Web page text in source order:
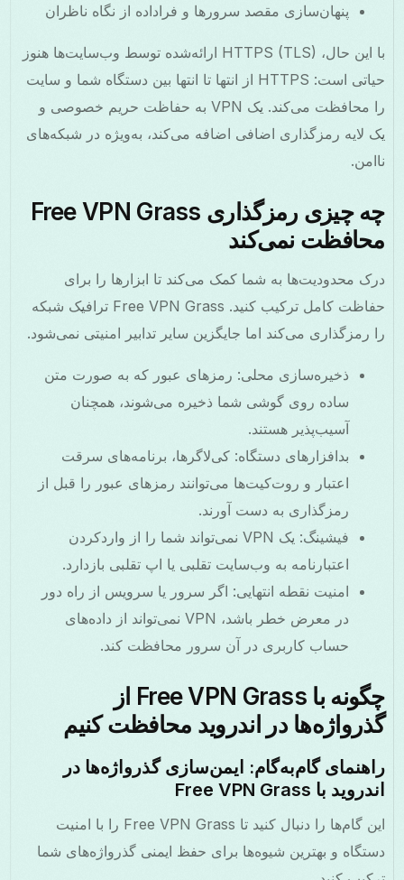
پنهان‌سازی مقصد سرورها و فراداده از نگاه ناظران
با این حال، HTTPS (TLS) ارائه‌شده توسط وب‌سایت‌ها هنوز
حیاتی است: HTTPS از انتها تا انتها بین دستگاه شما و سایت
را محافظت می‌کند. یک VPN به حفاظت حریم خصوصی و
یک لایه رمزگذاری اضافی اضافه می‌کند، به‌ویژه در شبکه‌های
ناامن.
چه چیزی رمزگذاری Free VPN Grass
محافظت نمی‌کند
درک محدودیت‌ها به شما کمک می‌کند تا ابزارها را برای
حفاظت کامل ترکیب کنید. Free VPN Grass ترافیک شبکه
را رمزگذاری می‌کند اما جایگزین سایر تدابیر امنیتی نمی‌شود.
ذخیره‌سازی محلی: رمزهای عبور که به صورت متن
ساده روی گوشی شما ذخیره می‌شوند، همچنان
آسیب‌پذیر هستند.
بدافزارهای دستگاه: کی‌لاگرها، برنامه‌های سرقت
اعتبار و روت‌کیت‌ها می‌توانند رمزهای عبور را قبل از
رمزگذاری به دست آورند.
فیشینگ: یک VPN نمی‌تواند شما را از واردکردن
اعتبارنامه به وب‌سایت تقلبی یا اپ تقلبی بازدارد.
امنیت نقطه انتهایی: اگر سرور یا سرویس از راه دور
در معرض خطر باشد، VPN نمی‌تواند از داده‌های
حساب کاربری در آن سرور محافظت کند.
چگونه با Free VPN Grass از
گذرواژه‌ها در اندروید محافظت کنیم
راهنمای گام‌به‌گام: ایمن‌سازی گذرواژه‌ها در
اندروید با Free VPN Grass
این گام‌ها را دنبال کنید تا Free VPN Grass را با امنیت
دستگاه و بهترین شیوه‌ها برای حفظ ایمنی گذرواژه‌های شما